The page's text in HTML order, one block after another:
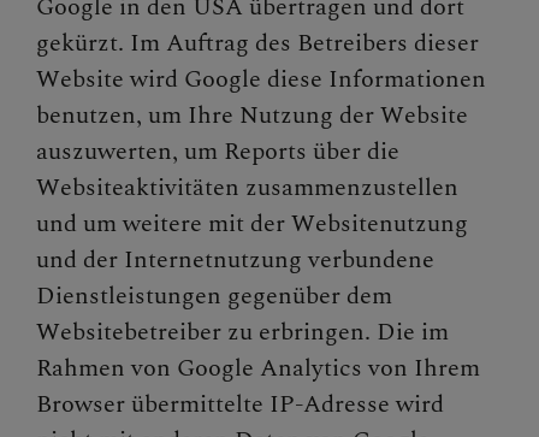
Google in den USA übertragen und dort
gekürzt. Im Auftrag des Betreibers dieser
Website wird Google diese Informationen
benutzen, um Ihre Nutzung der Website
auszuwerten, um Reports über die
Websiteaktivitäten zusammenzustellen
und um weitere mit der Websitenutzung
und der Internetnutzung verbundene
Dienstleistungen gegenüber dem
Websitebetreiber zu erbringen. Die im
Rahmen von Google Analytics von Ihrem
Browser übermittelte IP-Adresse wird